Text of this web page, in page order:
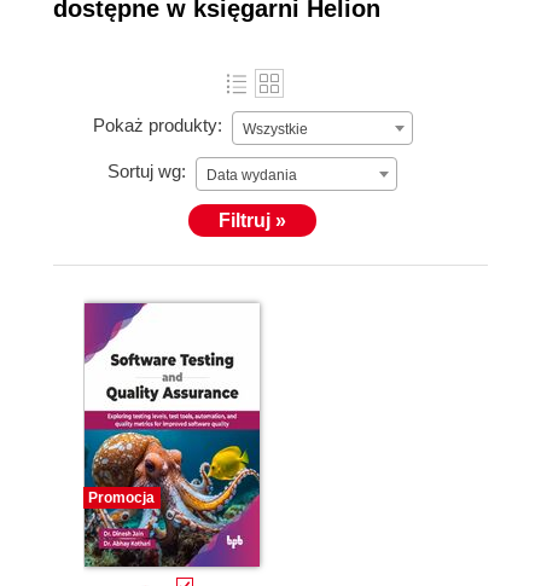
dostępne w księgarni Helion
Pokaż produkty: Wszystkie
Sortuj wg: Data wydania
Filtruj »
Promocja